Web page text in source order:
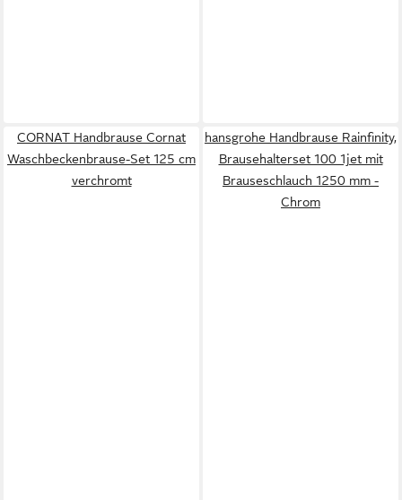
CORNAT Handbrause Cornat
Waschbeckenbrause-Set 125 cm
verchromt
hansgrohe Handbrause Rainfinity,
Brausehalterset 100 1jet mit
Brauseschlauch 1250 mm -
Chrom